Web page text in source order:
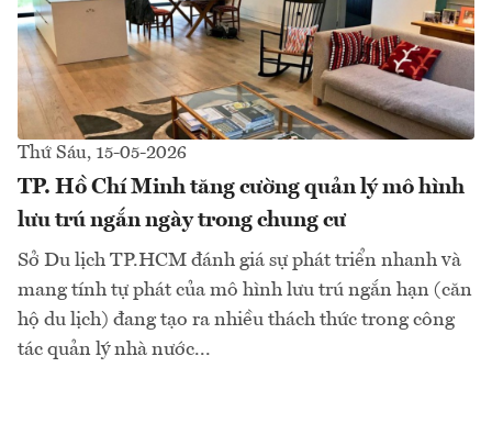
Thứ Sáu, 15-05-2026
TP. Hồ Chí Minh tăng cường quản lý mô hình
lưu trú ngắn ngày trong chung cư
Sở Du lịch TP.HCM đánh giá sự phát triển nhanh và
mang tính tự phát của mô hình lưu trú ngắn hạn (căn
hộ du lịch) đang tạo ra nhiều thách thức trong công
tác quản lý nhà nước...